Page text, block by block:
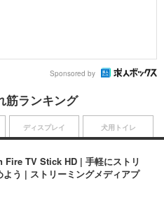
Sponsored by
筋ランキング
Fire TV Stick HD | 手軽にストリ
よう | ストリーミングメディアプ
ディスプレイ 犬用トイレ